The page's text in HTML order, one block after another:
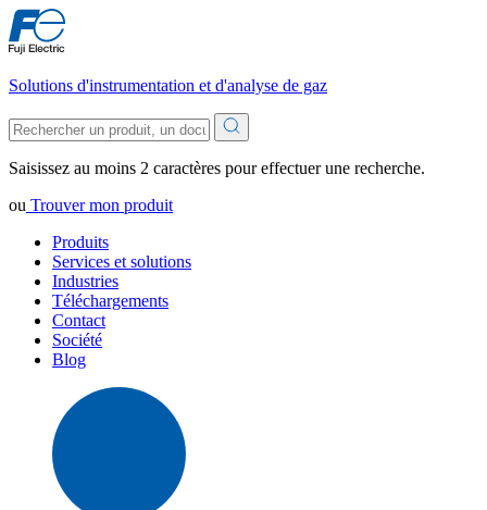
Solutions d'instrumentation et d'analyse de gaz
Saisissez au moins 2 caractères pour effectuer une recherche.
ou Trouver mon produit
Produits
Services et solutions
Industries
Téléchargements
Contact
Société
Blog